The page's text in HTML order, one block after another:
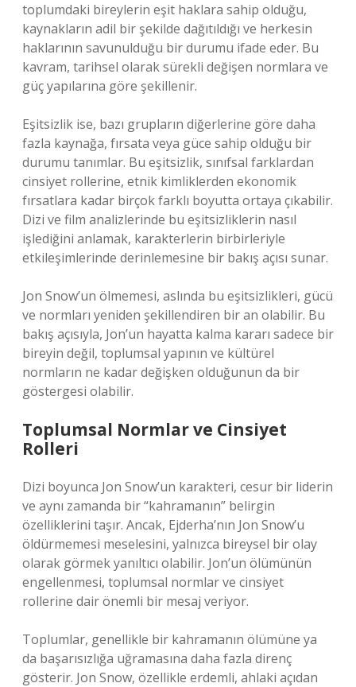
toplumdaki bireylerin eşit haklara sahip olduğu,
kaynakların adil bir şekilde dağıtıldığı ve herkesin
haklarının savunulduğu bir durumu ifade eder. Bu
kavram, tarihsel olarak sürekli değişen normlara ve
güç yapılarına göre şekillenir.
Eşitsizlik ise, bazı grupların diğerlerine göre daha
fazla kaynağa, fırsata veya güce sahip olduğu bir
durumu tanımlar. Bu eşitsizlik, sınıfsal farklardan
cinsiyet rollerine, etnik kimliklerden ekonomik
fırsatlara kadar birçok farklı boyutta ortaya çıkabilir.
Dizi ve film analizlerinde bu eşitsizliklerin nasıl
işlediğini anlamak, karakterlerin birbirleriyle
etkileşimlerinde derinlemesine bir bakış açısı sunar.
Jon Snow’un ölmemesi, aslında bu eşitsizlikleri, gücü
ve normları yeniden şekillendiren bir an olabilir. Bu
bakış açısıyla, Jon’un hayatta kalma kararı sadece bir
bireyin değil, toplumsal yapının ve kültürel
normların ne kadar değişken olduğunun da bir
göstergesi olabilir.
Toplumsal Normlar ve Cinsiyet
Rolleri
Dizi boyunca Jon Snow’un karakteri, cesur bir liderin
ve aynı zamanda bir “kahramanın” belirgin
özelliklerini taşır. Ancak, Ejderha’nın Jon Snow’u
öldürmemesi meselesini, yalnızca bireysel bir olay
olarak görmek yanıltıcı olabilir. Jon’un ölümünün
engellenmesi, toplumsal normlar ve cinsiyet
rollerine dair önemli bir mesaj veriyor.
Toplumlar, genellikle bir kahramanın ölümüne ya
da başarısızlığa uğramasına daha fazla direnç
gösterir. Jon Snow, özellikle erdemli, ahlaki açıdan